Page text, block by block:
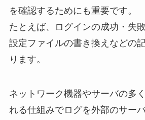
を確認するためにも重要です。
たとえば、ログインの成功・失
設定ファイルの書き換えなどの
ります。
ネットワーク機器やサーバの多
れる仕組みでログを外部のサー